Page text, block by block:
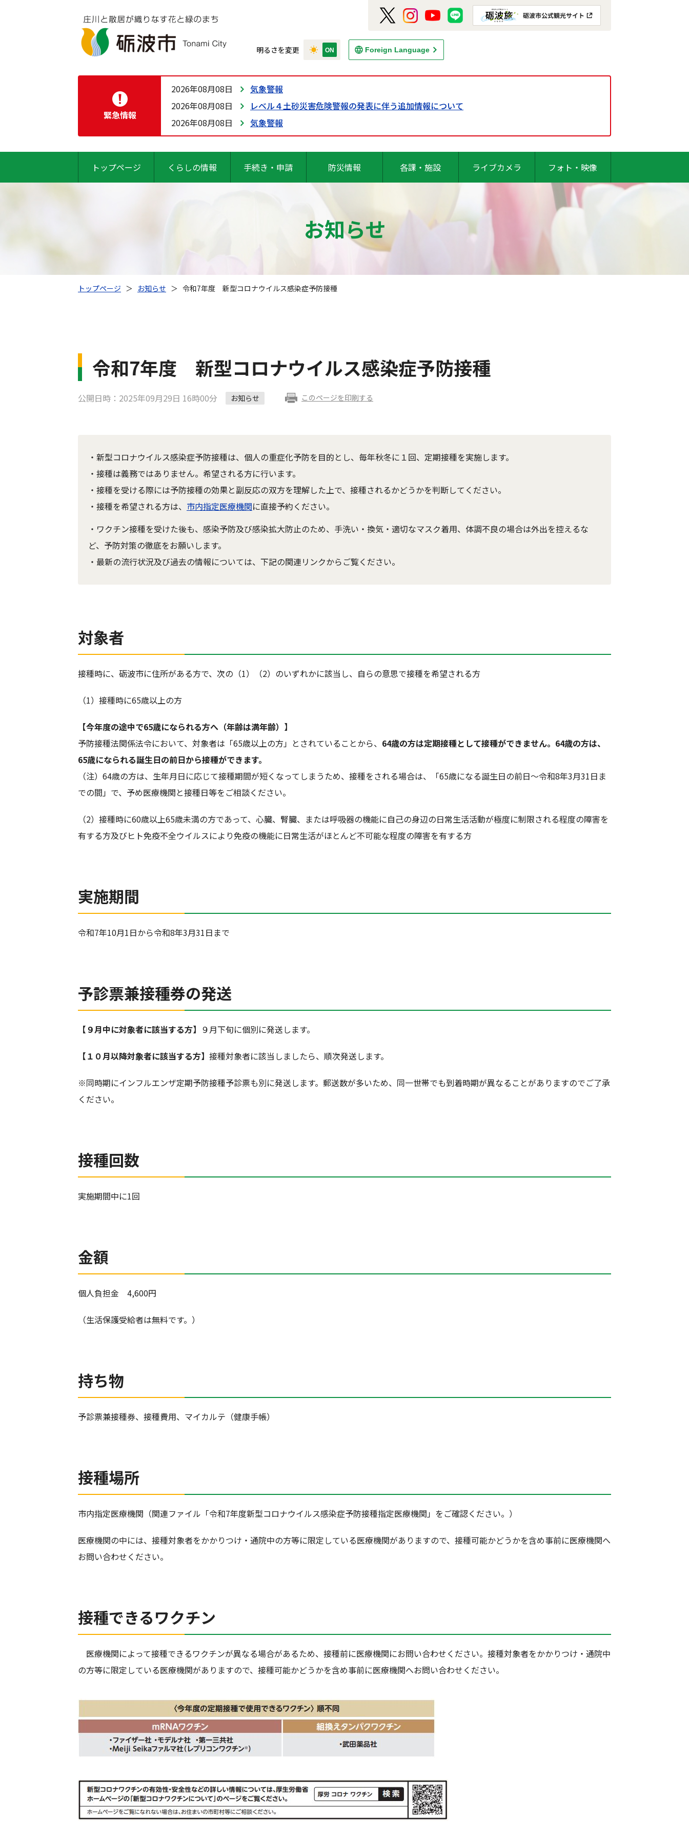
明るさを変更 Foreign Language
緊急情報
2026年08月08日
気象警報
2026年08月08日
レベル４土砂災害危険警報の発表に伴う追加情報について
2026年08月08日
気象警報
トップページ くらしの情報 手続き・申請 防災情報 各課・施設 ライブカメラ フォト・映像
お知らせ
トップページ ＞ お知らせ ＞ 令和7年度 新型コロナウイルス感染症予防接種
令和7年度 新型コロナウイルス感染症予防接種
公開日時：2025年09月29日 16時00分 お知らせ このページを印刷する
・新型コロナウイルス感染症予防接種は、個人の重症化予防を目的とし、毎年秋冬に１回、定期接種を実施します。
・接種は義務ではありません。希望される方に行います。
・接種を受ける際には予防接種の効果と副反応の双方を理解した上で、接種されるかどうかを判断してください。
・接種を希望される方は、 市内指定医療機関に直接予約ください。
・ワクチン接種を受けた後も、感染予防及び感染拡大防止のため、手洗い・換気・適切なマスク着用、体調不良の場合は外出を控えるな
ど、予防対策の徹底をお願いします。
・最新の流行状況及び過去の情報については、下記の関連リンクからご覧ください。
対象者
接種時に、砺波市に住所がある方で、次の（1）（2）のいずれかに該当し、自らの意思で接種を希望される方
（1）接種時に65歳以上の方
【今年度の途中で65歳になられる方へ（年齢は満年齢）】
予防接種法関係法令において、対象者は「65歳以上の方」とされていることから、 64歳の方は定期接種として接種ができません。64歳の方は、
65歳になられる誕生日の前日から接種ができます。
（注）64歳の方は、生年月日に応じて接種期間が短くなってしまうため、接種をされる場合は、「65歳になる誕生日の前日～令和8年3月31日ま
での間」で、予め医療機関と接種日等をご相談ください。
（2）接種時に60歳以上65歳未満の方であって、心臓、腎臓、または呼吸器の機能に自己の身辺の日常生活活動が極度に制限される程度の障害を
有する方及びヒト免疫不全ウイルスにより免疫の機能に日常生活がほとんど不可能な程度の障害を有する方
実施期間
令和7年10月1日から令和8年3月31日まで
予診票兼接種券の発送
【９月中に対象者に該当する方】 ９月下旬に個別に発送します。
【１０月以降対象者に該当する方】 接種対象者に該当しましたら、順次発送します。
※同時期にインフルエンザ定期予防接種予診票も別に発送します。郵送数が多いため、同一世帯でも到着時期が異なることがありますのでご了承
ください。
接種回数
実施期間中に1回
金額
個人負担金 4,600円
（生活保護受給者は無料です。）
持ち物
予診票兼接種券、接種費用、マイカルテ（健康手帳）
接種場所
市内指定医療機関（関連ファイル「令和7年度新型コロナウイルス感染症予防接種指定医療機関」をご確認ください。）
医療機関の中には、接種対象者をかかりつけ・通院中の方等に限定している医療機関がありますので、接種可能かどうかを含め事前に医療機関へ
お問い合わせください。
接種できるワクチン
医療機関によって接種できるワクチンが異なる場合があるため、接種前に医療機関にお問い合わせください。接種対象者をかかりつけ・通院中
の方等に限定している医療機関がありますので、接種可能かどうかを含め事前に医療機関へお問い合わせください。